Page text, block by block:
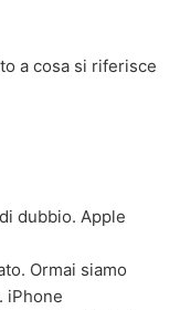
a cosa si riferisce
dubbio. Apple
Ormai siamo
iPhone